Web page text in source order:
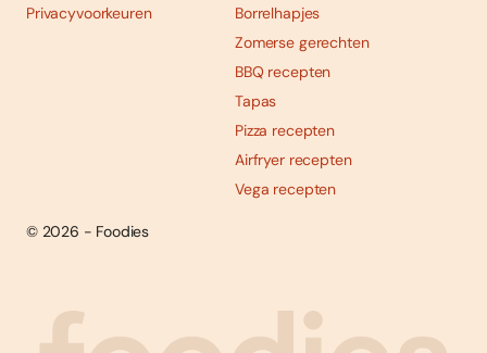
Abonneren
Privacyvoorkeuren
Borrelhapjes
Zomerse gerechten
BBQ recepten
Tapas
Pizza recepten
Airfryer recepten
Vega recepten
© 2026 - Foodies